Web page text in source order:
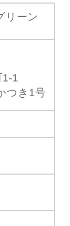
ーン
1-1
つき1号